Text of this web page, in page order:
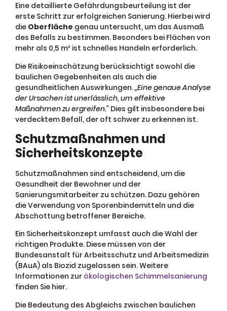
Eine detaillierte Gefährdungsbeurteilung ist der
erste Schritt zur erfolgreichen Sanierung. Hierbei wird
die Oberfläche genau untersucht, um das Ausmaß
des Befalls zu bestimmen. Besonders bei Flächen von
mehr als 0,5 m² ist schnelles Handeln erforderlich.
Die Risikoeinschätzung berücksichtigt sowohl die
baulichen Gegebenheiten als auch die
gesundheitlichen Auswirkungen.„Eine genaue Analyse
der Ursachen ist unerlässlich, um effektive
Maßnahmen zu ergreifen.“ Dies gilt insbesondere bei
verdecktem Befall, der oft schwer zu erkennen ist.
Schutzmaßnahmen und
Sicherheitskonzepte
Schutzmaßnahmen sind entscheidend, um die
Gesundheit der Bewohner und der
Sanierungsmitarbeiter zu schützen. Dazu gehören
die Verwendung von Sporenbindemitteln und die
Abschottung betroffener Bereiche.
Ein Sicherheitskonzept umfasst auch die Wahl der
richtigen Produkte. Diese müssen von der
Bundesanstalt für Arbeitsschutz und Arbeitsmedizin
(BAuA) als Biozid zugelassen sein. Weitere
Informationen zur ökologischen Schimmelsanierung
finden Sie hier.
Die Bedeutung des Abgleichs zwischen baulichen